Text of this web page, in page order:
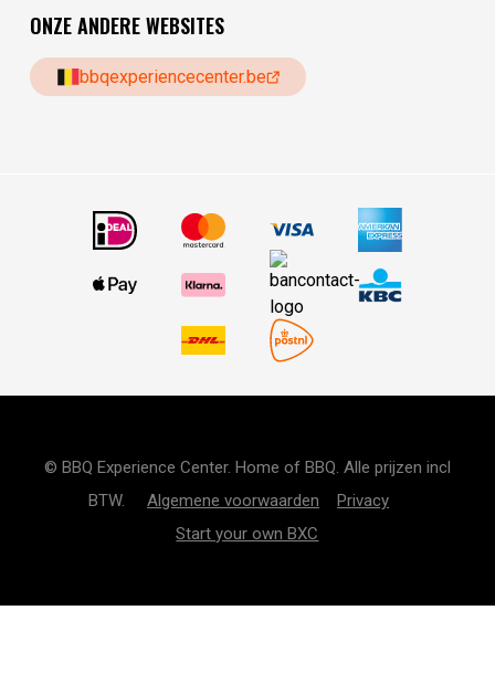
ONZE ANDERE WEBSITES
bbqexperiencecenter.be
© BBQ Experience Center. Home of BBQ. Alle prijzen incl
BTW. Algemene voorwaarden
Privacy
Start your own BXC